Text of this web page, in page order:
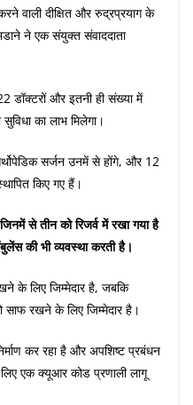
वाली दीक्षित और रुद्रप्रयाग के
ने एक संयुक्त संवाददाता
22 डॉक्टरों और इतनी ही संख्या में
सुविधा का लाभ मिलेगा।
सर्जन उनमें से होंगे, और 12
किए गए हैं।
से तीन को रिजर्व में रखा गया है
की भी व्यवस्था करती है।
के लिए जिम्मेदार है, जबकि
साफ रखने के लिए जिम्मेदार है।
कर रहा है और अपशिष्ट प्रबंधन
एक क्यूआर कोड प्रणाली लागू